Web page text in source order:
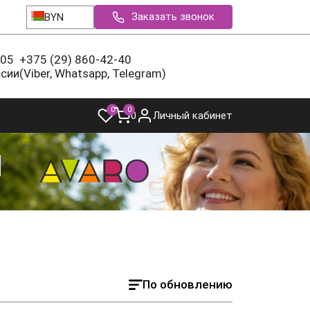
BYN Заказать звонок
+375 (29) 860-42-40
(Viber, Whatsapp, Telegram)
0 00 Личный кабинет
По обновлению